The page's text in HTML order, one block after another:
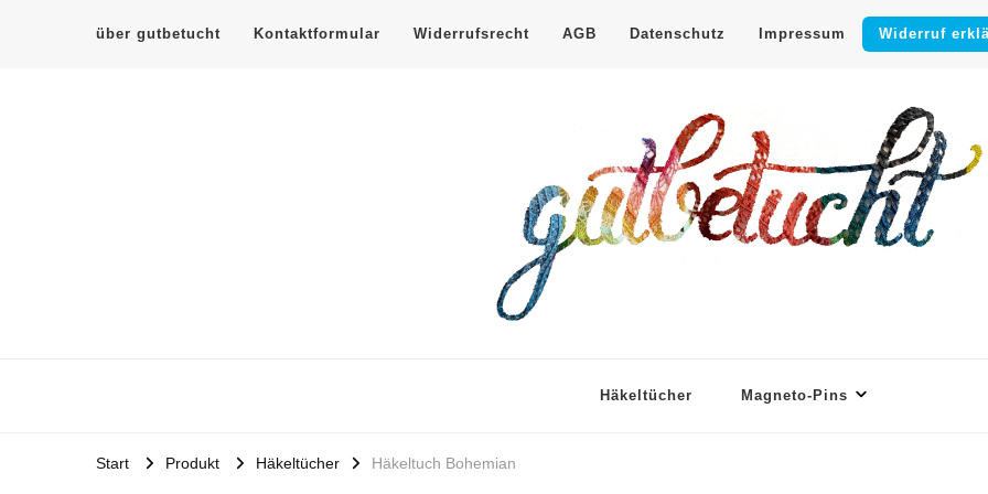
über gutbetucht Kontaktformular Widerrufsrecht AGB Datenschutz Impressum Widerruf
gutbetucht-shopHäkeltücher Magneto-Pins
Start Produkt Häkeltücher Häkeltuch Bohemian